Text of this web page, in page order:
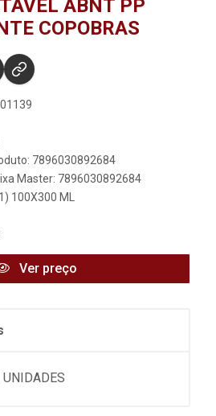
ABNT PP
COPOBRAS
7896030892684
Master: 7896030892684
100X300 ML
Ver preço